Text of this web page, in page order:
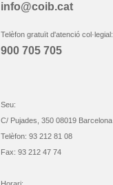
info@coib.cat
Telèfon gratuït d'atenció col·legial:
900 705 705
Seu:
C/ Pujades, 350 08019 Barcelona
Telèfon: 93 212 81 08
Fax: 93 212 47 74